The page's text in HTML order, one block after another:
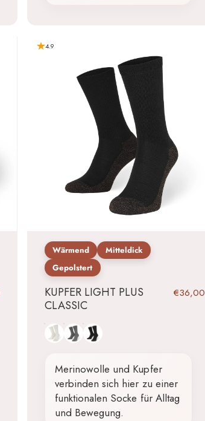
4.9
Wärmend
Mitteldick
Gepolstert
KUPFER LIGHT PLUS
CLASSIC
€36,00
Naturweiß
GrauSchwarz
Merinowolle und Kupfer
verbinden sich hier zu einer
funktionalen Socke für Alltag
und Bewegung.